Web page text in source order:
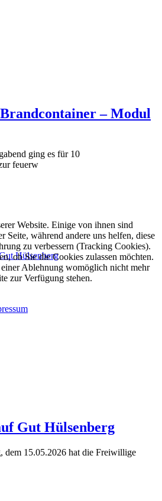
– Modul
ging es für 10
feuerw
Hülsenberg
Gut Hülsenberg
dem 15.05.2026 hat die Freiwillige
Website. Einige von ihnen sind
Seite, während andere uns helfen, diese
zu verbessern (Tracking Cookies).
ob Sie die Cookies zulassen möchten.
einer Ablehnung womöglich nicht mehr
zur Verfügung stehen.